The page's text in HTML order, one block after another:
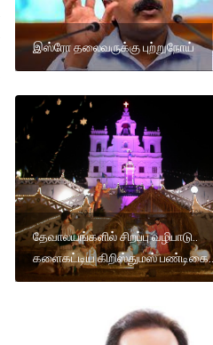
இஸ்ரோ தலைவருக்கு புற்றுநோய்
தேவாலயங்களில் சிறப்பு வழிபாடு..
களைகட்டிய கிறிஸ்துமஸ்